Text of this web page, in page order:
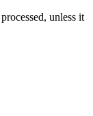
unless it